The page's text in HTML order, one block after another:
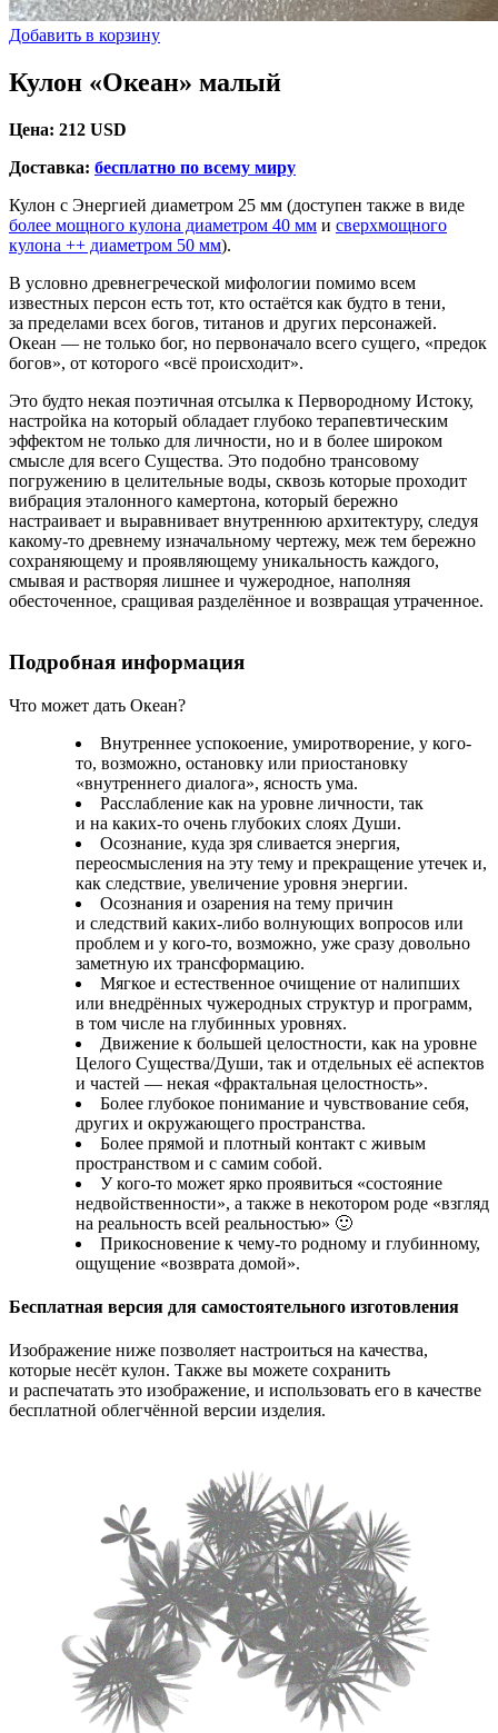
Добавить в корзину
Кулон «Океан» малый
Цена: 212 USD
Доставка: бесплатно по всему миру
Кулон с Энергией диаметром 25 мм (доступен также в виде
более мощного кулона диаметром 40 мм и сверхмощного
кулона ++ диаметром 50 мм).
В условно древнегреческой мифологии помимо всем
известных персон есть тот, кто остаётся как будто в тени,
за пределами всех богов, титанов и других персонажей.
Океан — не только бог, но первоначало всего сущего, «предок
богов», от которого «всё происходит».
Это будто некая поэтичная отсылка к Первородному Истоку,
настройка на который обладает глубоко терапевтическим
эффектом не только для личности, но и в более широком
смысле для всего Существа. Это подобно трансовому
погружению в целительные воды, сквозь которые проходит
вибрация эталонного камертона, который бережно
настраивает и выравнивает внутреннюю архитектуру, следуя
какому-то древнему изначальному чертежу, меж тем бережно
сохраняющему и проявляющему уникальность каждого,
смывая и растворяя лишнее и чужеродное, наполняя
обесточенное, сращивая разделённое и возвращая утраченное.
Подробная информация
Что может дать Океан?
Внутреннее успокоение, умиротворение, у кого-
то, возможно, остановку или приостановку
«внутреннего диалога», ясность ума.
Расслабление как на уровне личности, так
и на каких-то очень глубоких слоях Души.
Осознание, куда зря сливается энергия,
переосмысления на эту тему и прекращение утечек и,
как следствие, увеличение уровня энергии.
Осознания и озарения на тему причин
и следствий каких-либо волнующих вопросов или
проблем и у кого-то, возможно, уже сразу довольно
заметную их трансформацию.
Мягкое и естественное очищение от налипших
или внедрённых чужеродных структур и программ,
в том числе на глубинных уровнях.
Движение к большей целостности, как на уровне
Целого Существа/Души, так и отдельных её аспектов
и частей — некая «фрактальная целостность».
Более глубокое понимание и чувствование себя,
других и окружающего пространства.
Более прямой и плотный контакт с живым
пространством и с самим собой.
У кого-то может ярко проявиться «состояние
недвойственности», а также в некотором роде «взгляд
на реальность всей реальностью» 🙂
Прикосновение к чему-то родному и глубинному,
ощущение «возврата домой».
Бесплатная версия для самостоятельного изготовления
Изображение ниже позволяет настроиться на качества,
которые несёт кулон. Также вы можете сохранить
и распечатать это изображение, и использовать его в качестве
бесплатной облегчённой версии изделия.